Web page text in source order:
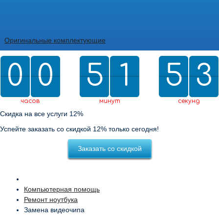
Оригинальные комплектующие
0
0 0
0
часов
5
5 2
1
1
2
минут
0
5
5
0 3
2
2
3
секунд
Скидка на все услуги 12%
Успейте заказать со скидкой 12% только сегодня!
Заказать со скидкой
Компьютерная помощь
Ремонт ноутбука
Замена видеочипа